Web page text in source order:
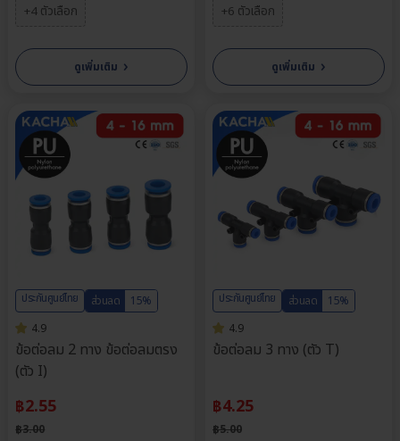
+4 ตัวเลือก
ดูเพิ่มเติม ›
+6 ตัวเลือก
ดูเพิ่มเติม ›
ประกันศูนย์ไทย ส่วนลด
15%
4.9
ข้อต่อลม 2 ทาง ข้อต่อลมตรง
(ตัว I)
฿2.55
฿3.00
ประกันศูนย์ไทย ส่วนลด
15%
4.9
ข้อต่อลม 3 ทาง (ตัว T)
฿4.25
฿5.00